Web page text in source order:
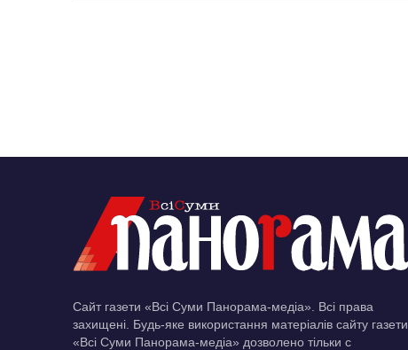
Сайт газети «Всі Суми Панорама-медіа». Всі права
захищені. Будь-яке використання матеріалів сайту газети
«Всі Суми Панорама-медіа» дозволено тільки c